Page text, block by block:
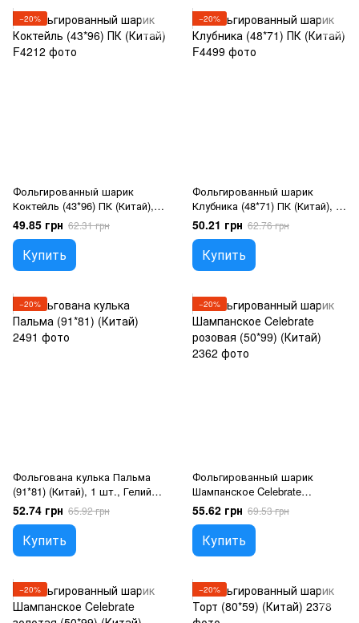
−20%
Фольгированный шарик
Коктейль (43*96) ПК (Китай), 1
шт., Гелий или воздух, Напої
49.85 грн 62.31 грн
Купить
−20%
Фольгированный шарик
Клубника (48*71) ПК (Китай), 1
шт., 24"/60см., Красный, Гелий
или воздух, Фрукти
50.21 грн 62.76 грн
Купить
−20%
Фольгована кулька Пальма
(91*81) (Китай), 1 шт., Гелий
или воздух, Рослини
52.74 грн 65.92 грн
Купить
−20%
Фольгированный шарик
Шампанское Celebrate
розовая (50*99) (Китай), 1 шт.,
Гелий или воздух, Напої
55.62 грн 69.53 грн
Купить
−20% −20%